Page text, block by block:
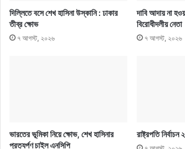
দিল্লিতে বসে শেখ হাসিনা উস্কানি : ঢাকার
তীব্র ক্ষোভ
৭ আগস্ট, ২০২৬
দাবি আদায় না
বিরোধীদলীয় নেতা
৭ আগস্ট, ২০২৬
ভারতের ভূমিকা নিয়ে ক্ষোভ, শেখ হাসিনার
প্রত্যর্পণ চাইল এনসিপি
রাষ্ট্রপতি